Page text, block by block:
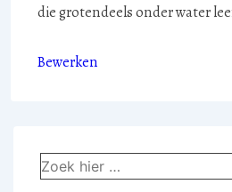
die grotendeels onder water
Bewerken
Zoek
naar: